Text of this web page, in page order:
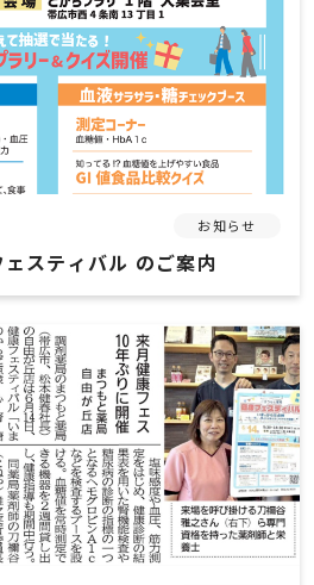
お知らせ
スティバル のご案内